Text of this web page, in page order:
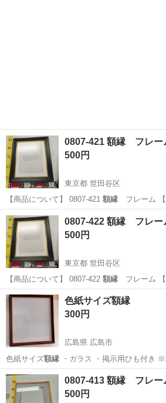
0807-421 額縁 フレー
500円
東京都 世田谷区
【商品について】 0807-421 額縁
東京 世田谷区 インテリア雑貨/小物
0807-422 額縁 フレー
500円
東京都 世田谷区
【商品について】 0807-422 額縁
東京 世田谷区 インテリア雑貨/小物
色紙サイズ額縁
300円
広島県 広島市
色紙サイズ額縁 ・ガラス
広島 広島市
0807-413 額縁 フレー
500円